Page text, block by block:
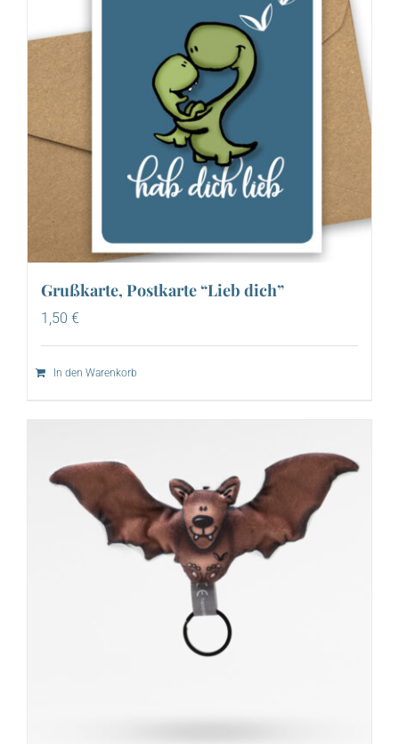
Grußkarte, Postkarte “Lieb dich”
1,50 €
In den Warenkorb